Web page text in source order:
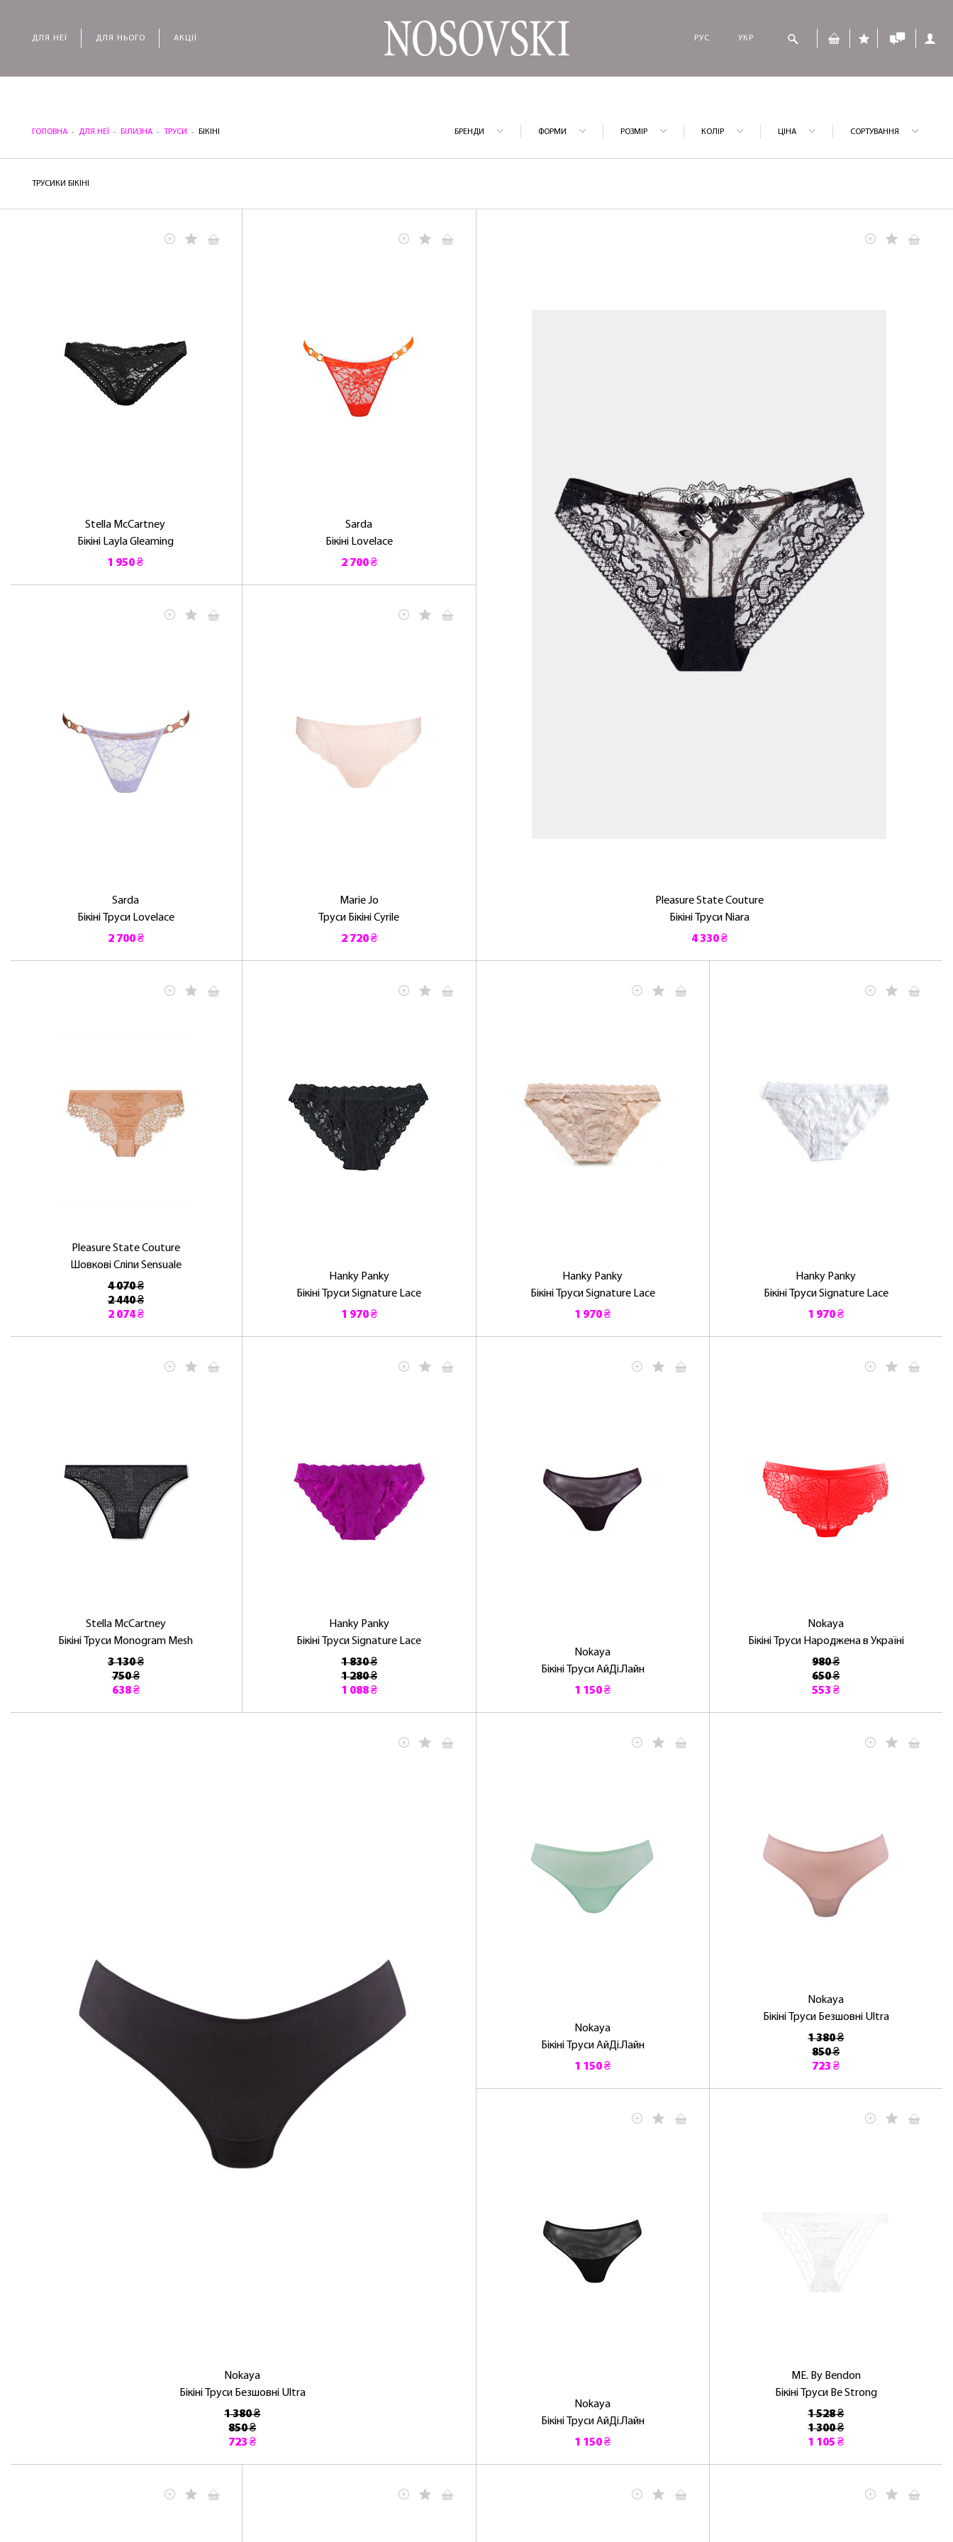
ДЛЯ НЕЇ ДЛЯ НЬОГО АКЦІЇ РУС УКР
ГОЛОВНА ДЛЯ НЕЇ БІЛИЗНА ТРУСИ БІКІНІ БРЕНДИ ФОРМИ РОЗМІР КОЛІР ЦІНА СОРТУВАННЯ
ТРУСИКИ БІКІНІ
Stella McCartney
Бікіні Layla Gleaming
1 950 ₴
Sarda
Бікіні Lovelace
2 700 ₴
Pleasure State Couture
Бікіні Труси Niara
4 330 ₴
Sarda
Бікіні Труси Lovelace
2 700 ₴
Marie Jo
Труси Бікіні Cyrile
2 720 ₴
Pleasure State Couture
Шовкові Сліпи Sensuale
4 070 ₴
2 440 ₴
2 074 ₴
Hanky ​​Panky
Бікіні Труси Signature Lace
1 970 ₴
Hanky ​​Panky
Бікіні Труси Signature Lace
1 970 ₴
Hanky ​​Panky
Бікіні Труси Signature Lace
1 970 ₴
Stella McCartney
Бікіні Труси Monogram Mesh
3 130 ₴
750 ₴
638 ₴
Hanky ​​Panky
Бікіні Труси Signature Lace
1 830 ₴
1 280 ₴
1 088 ₴
Nokaya
Бікіні Труси АйДі.Лайн
1 150 ₴
Nokaya
Бікіні Труси Народжена в Україні
980 ₴
650 ₴
553 ₴
Nokaya
Бікіні Труси Безшовні Ultra
1 380 ₴
850 ₴
723 ₴
Nokaya
Бікіні Труси АйДі.Лайн
1 150 ₴
Nokaya
Бікіні Труси Безшовні Ultra
1 380 ₴
850 ₴
723 ₴
Nokaya
Бікіні Труси АйДі.Лайн
1 150 ₴
ME. By Bendon
Бікіні Труси Be Strong
1 528 ₴
1 300 ₴
1 105 ₴